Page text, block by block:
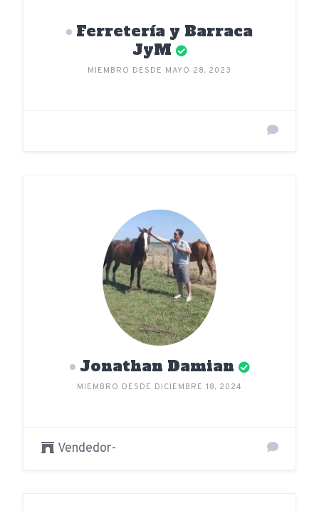
Ferretería y Barraca
JyM
MIEMBRO DESDE MAYO 28, 2023
Jonathan Damian
MIEMBRO DESDE DICIEMBRE 18, 2024
Vendedor-